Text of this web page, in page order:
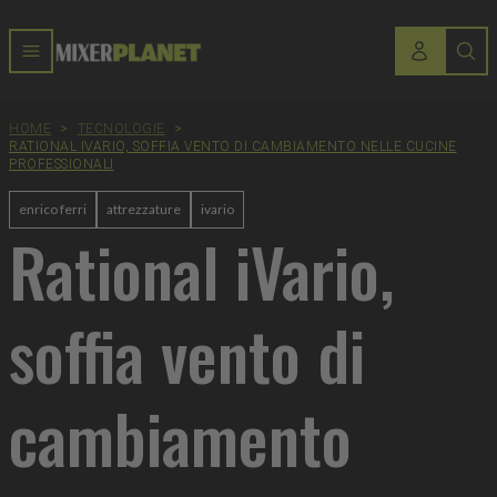
HOME > TECNOLOGIE
>
RATIONAL IVARIO, SOFFIA VENTO DI CAMBIAMENTO NELLE CUCINE
PROFESSIONALI
enrico ferri attrezzature ivario
Rational iVario,
soffia vento di
cambiamento